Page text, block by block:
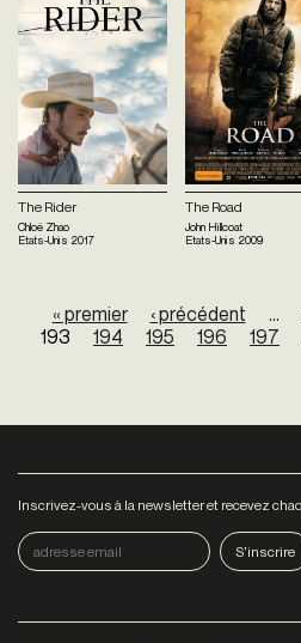
The Rider
Chloé Zhao
Etats-Unis 2017
The Road
John Hillcoat
Etats-Unis 2009
« premier ‹ précédent …
193
194 195 196 197
Inscrivez-vous à la newsletter et recevez